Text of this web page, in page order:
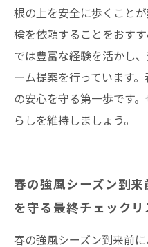
根の上を安全に歩くこと
検を依頼することをおす
では豊富な経験を活かし
ーム提案を行っています
の安心を守る第一歩です
らしを維持しましょう。
春の強風シーズン到
を守る最終チェックリ
春の強風シーズン到来前